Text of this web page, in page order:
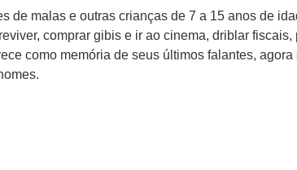
de malas e outras crianças de 7 a 15 anos de
comprar gibis e ir ao cinema, driblar
como memória de seus últimos falantes,